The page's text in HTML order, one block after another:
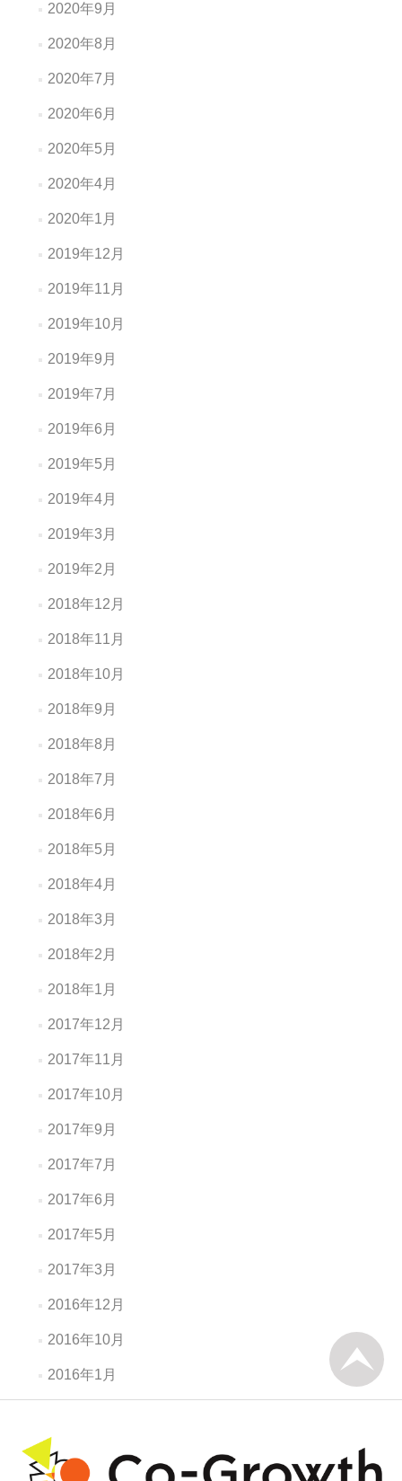
2020年9月
2020年8月
2020年7月
2020年6月
2020年5月
2020年4月
2020年1月
2019年12月
2019年11月
2019年10月
2019年9月
2019年7月
2019年6月
2019年5月
2019年4月
2019年3月
2019年2月
2018年12月
2018年11月
2018年10月
2018年9月
2018年8月
2018年7月
2018年6月
2018年5月
2018年4月
2018年3月
2018年2月
2018年1月
2017年12月
2017年11月
2017年10月
2017年9月
2017年7月
2017年6月
2017年5月
2017年3月
2016年12月
2016年10月
2016年1月